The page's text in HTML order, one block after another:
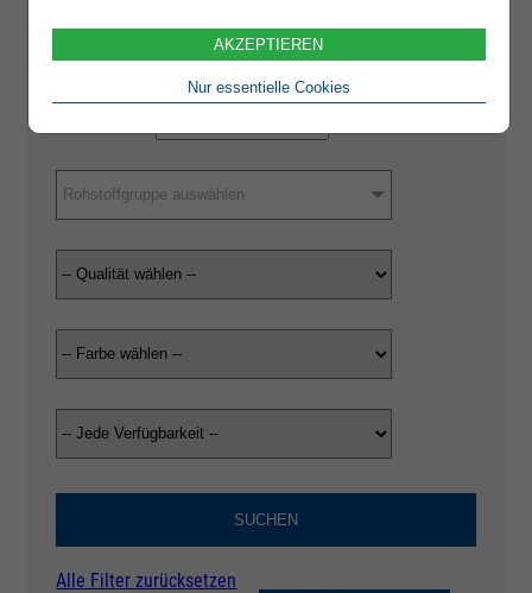
Rohstoffgruppe auswählen
SUCHEN
Alle Filter zurücksetzen
AKZEPTIEREN
Nur essentielle Cookies